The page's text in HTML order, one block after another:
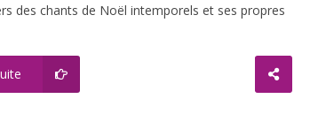
des chants de Noël intemporels et ses propres